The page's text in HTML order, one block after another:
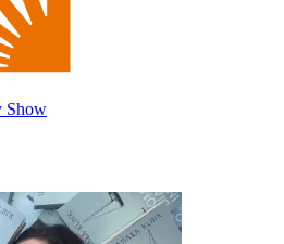
Show